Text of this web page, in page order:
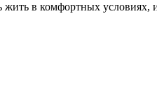
в комфортных условиях,